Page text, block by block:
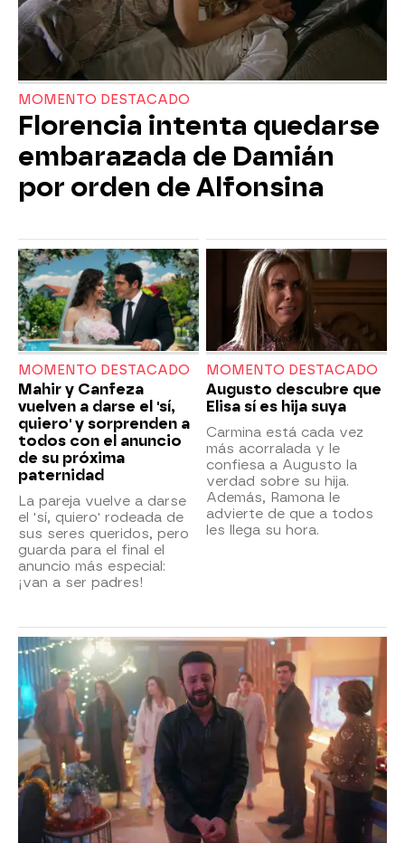
MOMENTO DESTACADO
Florencia intenta quedarse
embarazada de Damián
por orden de Alfonsina
MOMENTO DESTACADO
Mahir y Canfeza
vuelven a darse el 'sí,
quiero' y sorprenden a
todos con el anuncio
de su próxima
paternidad
La pareja vuelve a darse
el 'sí, quiero' rodeada de
sus seres queridos, pero
guarda para el final el
anuncio más especial:
¡van a ser padres!
MOMENTO DESTACADO
Augusto descubre que
Elisa sí es hija suya
Carmina está cada vez
más acorralada y le
confiesa a Augusto la
verdad sobre su hija.
Además, Ramona le
advierte de que a todos
les llega su hora.